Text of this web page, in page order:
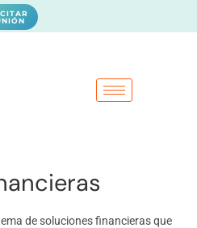
de soluciones financieras que